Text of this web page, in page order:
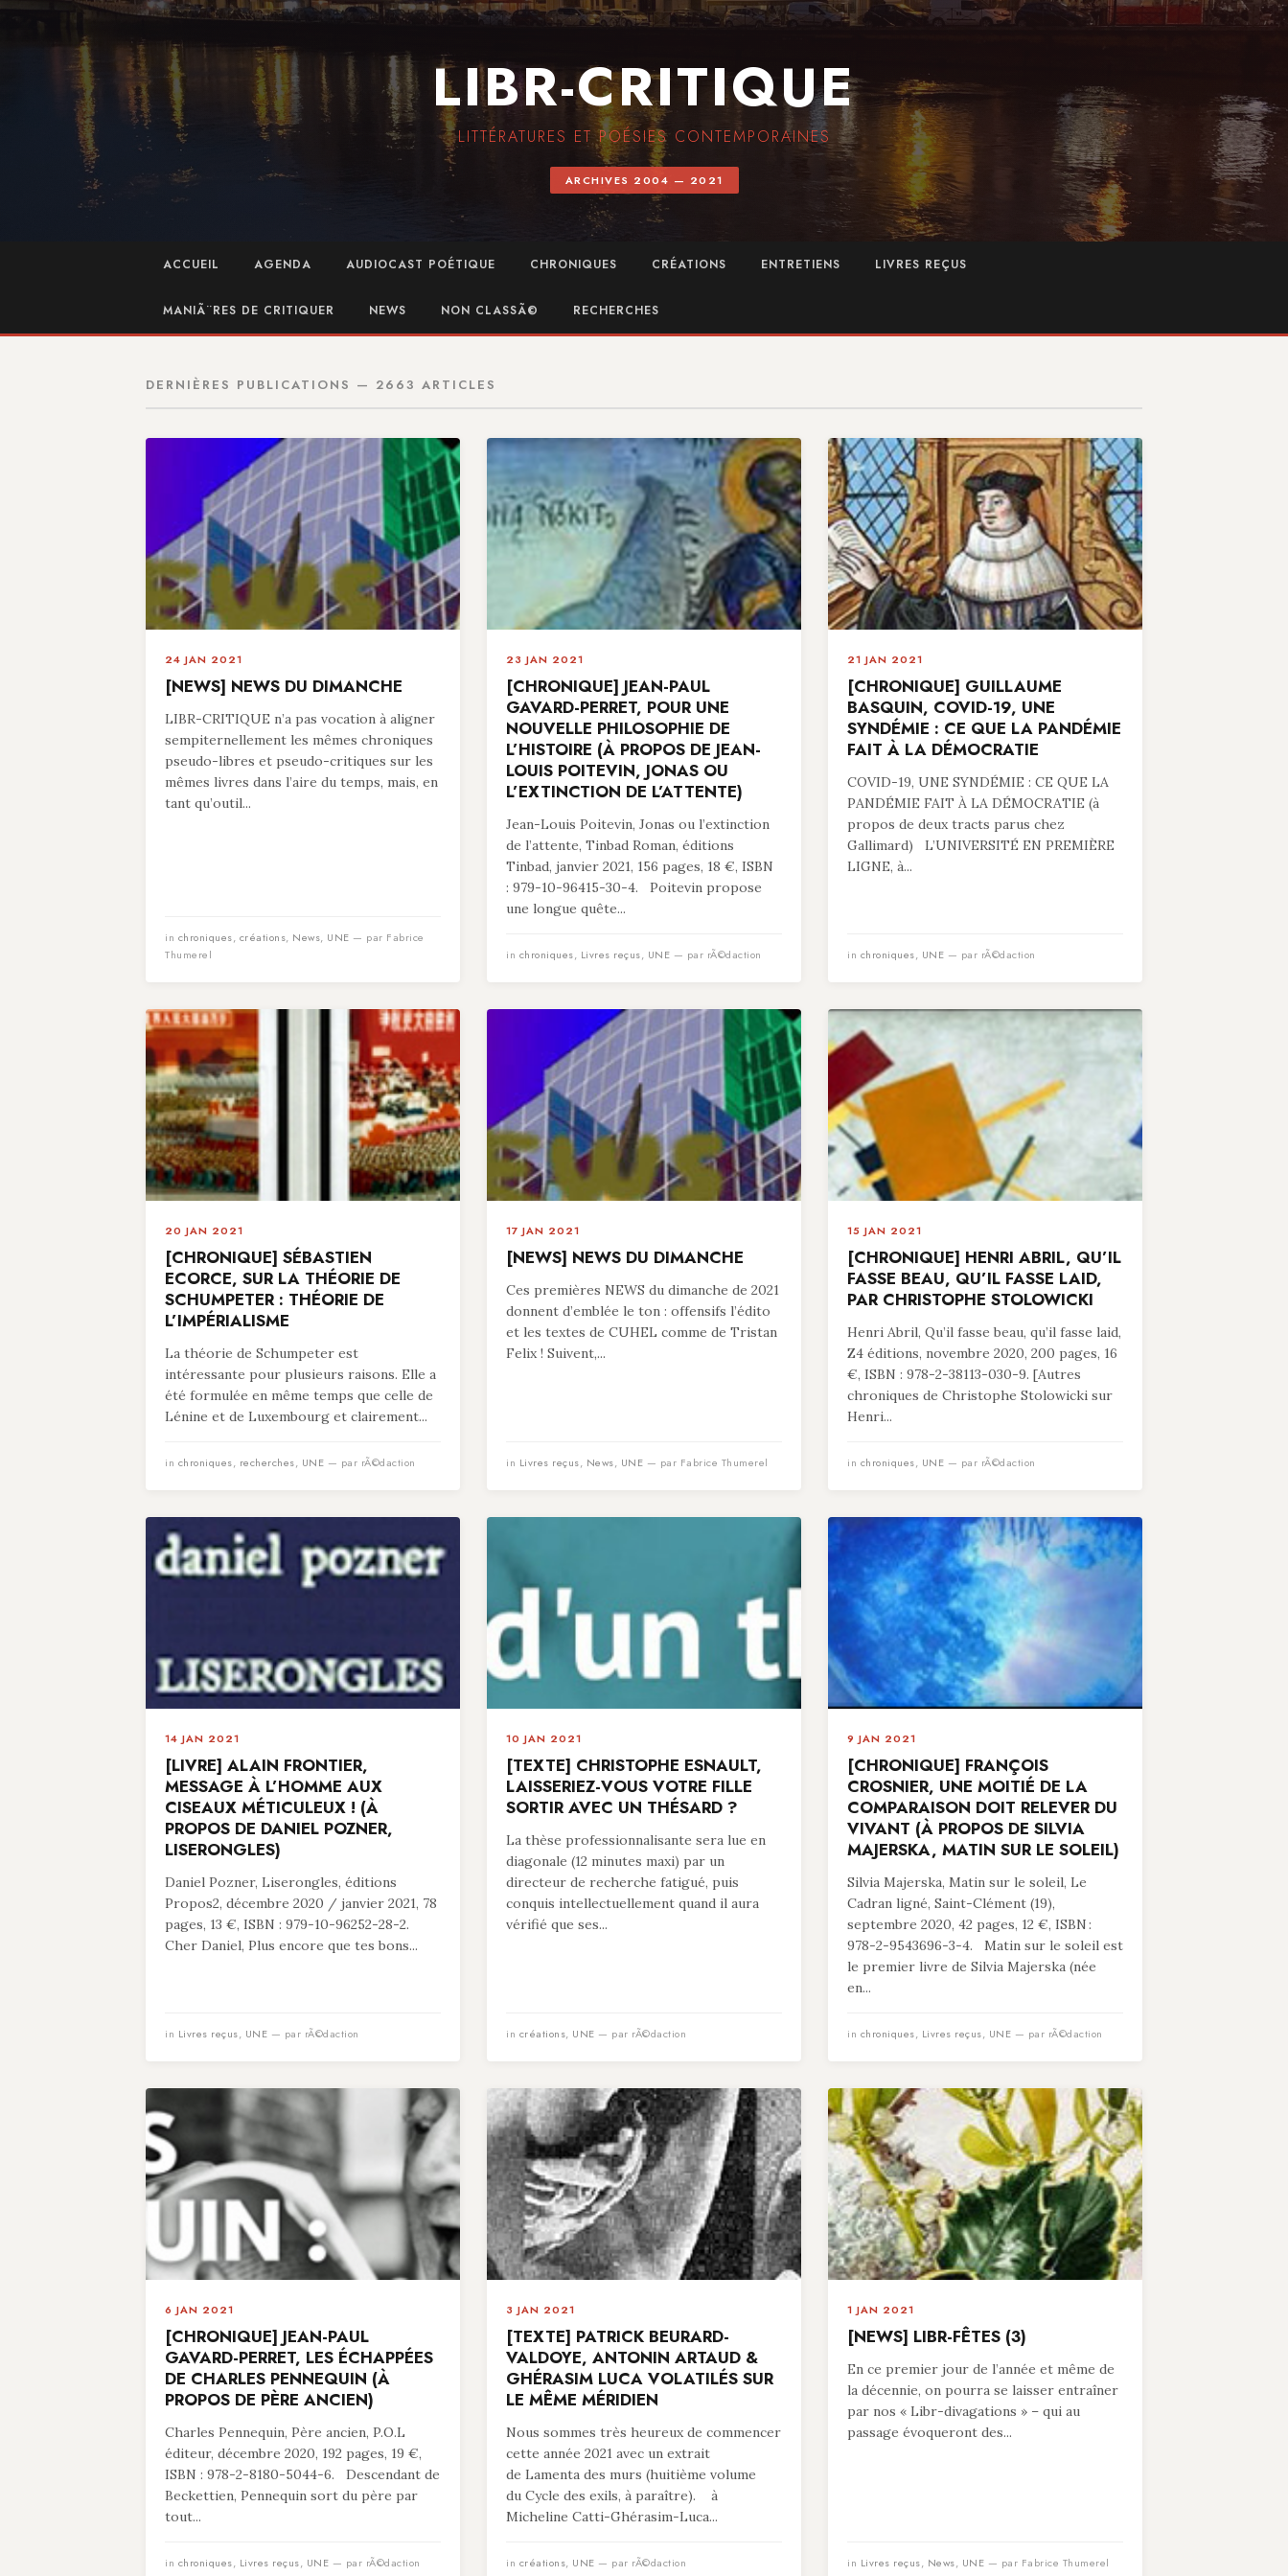
LIBR-CRITIQUE
LITTÉRATURES ET POÉSIES CONTEMPORAINES
ARCHIVES 2004 — 2021
ACCUEIL AGENDA AUDIOCAST POÉTIQUE CHRONIQUES CRÉATIONS ENTRETIENS LIVRES REÇUS
MANIÃ¨RES DE CRITIQUER NEWS NON CLASSÃ© RECHERCHES
DERNIÈRES PUBLICATIONS — 2663 ARTICLES
24 JAN 2021
[NEWS] NEWS DU DIMANCHE
LIBR-CRITIQUE n’a pas vocation à aligner
sempiternellement les mêmes chroniques
pseudo-libres et pseudo-critiques sur les
mêmes livres dans l’aire du temps, mais, en
tant qu’outil...
in chroniques, créations, News, UNE — par Fabrice
Thumerel
23 JAN 2021
[CHRONIQUE] JEAN-PAUL
GAVARD-PERRET, POUR UNE
NOUVELLE PHILOSOPHIE DE
L’HISTOIRE (À PROPOS DE JEAN-
LOUIS POITEVIN, JONAS OU
L’EXTINCTION DE L’ATTENTE)
Jean-Louis Poitevin, Jonas ou l’extinction
de l’attente, Tinbad Roman, éditions
Tinbad, janvier 2021, 156 pages, 18 €, ISBN
: 979-10-96415-30-4. Poitevin propose
une longue quête...
in chroniques, Livres reçus, UNE — par rÃ©daction
21 JAN 2021
[CHRONIQUE] GUILLAUME
BASQUIN, COVID-19, UNE
SYNDÉMIE : CE QUE LA PANDÉMIE
FAIT À LA DÉMOCRATIE
COVID-19, UNE SYNDÉMIE : CE QUE LA
PANDÉMIE FAIT À LA DÉMOCRATIE (à
propos de deux tracts parus chez
Gallimard) L’UNIVERSITÉ EN PREMIÈRE
LIGNE, à...
in chroniques, UNE — par rÃ©daction
20 JAN 2021
[CHRONIQUE] SÉBASTIEN
ECORCE, SUR LA THÉORIE DE
SCHUMPETER : THÉORIE DE
L’IMPÉRIALISME
La théorie de Schumpeter est
intéressante pour plusieurs raisons. Elle a
été formulée en même temps que celle de
Lénine et de Luxembourg et clairement...
in chroniques, recherches, UNE — par rÃ©daction
17 JAN 2021
[NEWS] NEWS DU DIMANCHE
Ces premières NEWS du dimanche de 2021
donnent d’emblée le ton : offensifs l’édito
et les textes de CUHEL comme de Tristan
Felix ! Suivent,...
in Livres reçus, News, UNE — par Fabrice Thumerel
15 JAN 2021
[CHRONIQUE] HENRI ABRIL, QU’IL
FASSE BEAU, QU’IL FASSE LAID,
PAR CHRISTOPHE STOLOWICKI
Henri Abril, Qu’il fasse beau, qu’il fasse laid,
Z4 éditions, novembre 2020, 200 pages, 16
€, ISBN : 978-2-38113-030-9. [Autres
chroniques de Christophe Stolowicki sur
Henri...
in chroniques, UNE — par rÃ©daction
14 JAN 2021
[LIVRE] ALAIN FRONTIER,
MESSAGE À L’HOMME AUX
CISEAUX MÉTICULEUX ! (À
PROPOS DE DANIEL POZNER,
LISERONGLES)
Daniel Pozner, Liserongles, éditions
Propos2, décembre 2020 / janvier 2021, 78
pages, 13 €, ISBN : 979-10-96252-28-2.
Cher Daniel, Plus encore que tes bons...
in Livres reçus, UNE — par rÃ©daction
10 JAN 2021
[TEXTE] CHRISTOPHE ESNAULT,
LAISSERIEZ-VOUS VOTRE FILLE
SORTIR AVEC UN THÉSARD ?
La thèse professionnalisante sera lue en
diagonale (12 minutes maxi) par un
directeur de recherche fatigué, puis
conquis intellectuellement quand il aura
vérifié que ses...
in créations, UNE — par rÃ©daction
9 JAN 2021
[CHRONIQUE] FRANÇOIS
CROSNIER, UNE MOITIÉ DE LA
COMPARAISON DOIT RELEVER DU
VIVANT (À PROPOS DE SILVIA
MAJERSKA, MATIN SUR LE SOLEIL)
Silvia Majerska, Matin sur le soleil, Le
Cadran ligné, Saint-Clément (19),
septembre 2020, 42 pages, 12 €, ISBN :
978-2-9543696-3-4. Matin sur le soleil est
le premier livre de Silvia Majerska (née
en...
in chroniques, Livres reçus, UNE — par rÃ©daction
6 JAN 2021
[CHRONIQUE] JEAN-PAUL
GAVARD-PERRET, LES ÉCHAPPÉES
DE CHARLES PENNEQUIN (À
PROPOS DE PÈRE ANCIEN)
Charles Pennequin, Père ancien, P.O.L
éditeur, décembre 2020, 192 pages, 19 €,
ISBN : 978-2-8180-5044-6. Descendant de
Beckettien, Pennequin sort du père par
tout...
in chroniques, Livres reçus, UNE — par rÃ©daction
3 JAN 2021
[TEXTE] PATRICK BEURARD-
VALDOYE, ANTONIN ARTAUD &
GHÉRASIM LUCA VOLATILÉS SUR
LE MÊME MÉRIDIEN
Nous sommes très heureux de commencer
cette année 2021 avec un extrait
de Lamenta des murs (huitième volume
du Cycle des exils, à paraître). à
Micheline Catti-Ghérasim-Luca...
in créations, UNE — par rÃ©daction
1 JAN 2021
[NEWS] LIBR-FÊTES (3)
En ce premier jour de l’année et même de
la décennie, on pourra se laisser entraîner
par nos « Libr-divagations » – qui au
passage évoqueront des...
in Livres reçus, News, UNE — par Fabrice Thumerel